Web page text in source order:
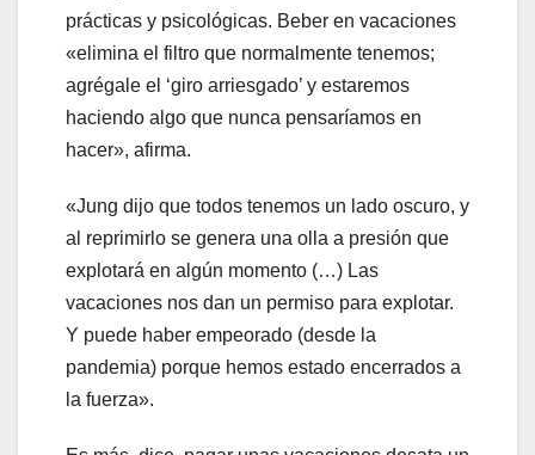
prácticas y psicológicas. Beber en vacaciones
«elimina el filtro que normalmente tenemos;
agrégale el ‘giro arriesgado’ y estaremos
haciendo algo que nunca pensaríamos en
hacer», afirma.
«Jung dijo que todos tenemos un lado oscuro, y
al reprimirlo se genera una olla a presión que
explotará en algún momento (…) Las
vacaciones nos dan un permiso para explotar.
Y puede haber empeorado (desde la
pandemia) porque hemos estado encerrados a
la fuerza».